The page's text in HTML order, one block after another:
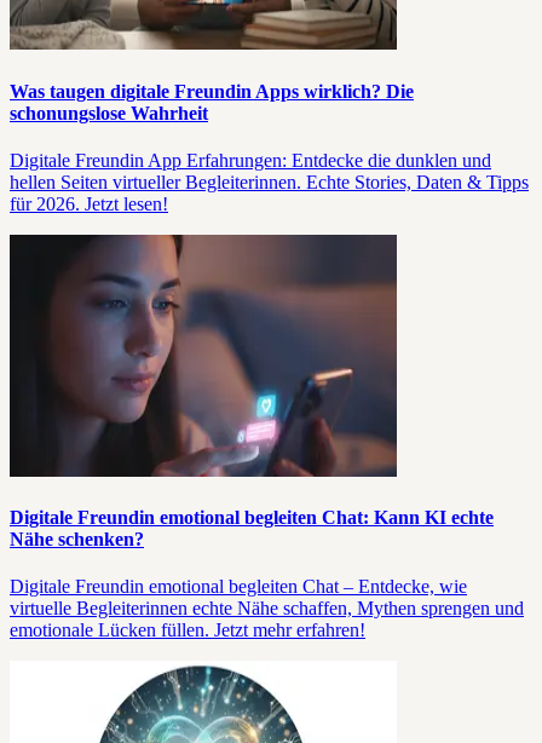
Was taugen digitale Freundin Apps wirklich? Die
schonungslose Wahrheit
Digitale Freundin App Erfahrungen: Entdecke die dunklen und
hellen Seiten virtueller Begleiterinnen. Echte Stories, Daten & Tipps
für 2026. Jetzt lesen!
Digitale Freundin emotional begleiten Chat: Kann KI echte
Nähe schenken?
Digitale Freundin emotional begleiten Chat – Entdecke, wie
virtuelle Begleiterinnen echte Nähe schaffen, Mythen sprengen und
emotionale Lücken füllen. Jetzt mehr erfahren!